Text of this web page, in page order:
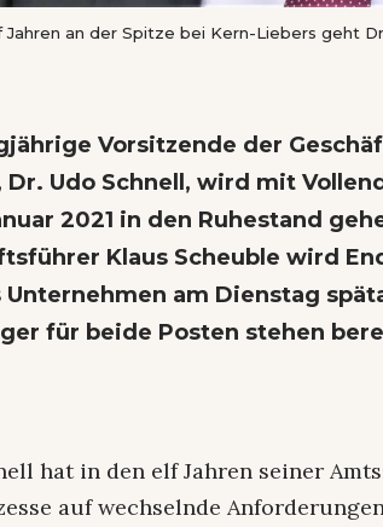
Jahren an der Spitze bei Kern-Liebers geht
Vorsitzende der
Dr. Udo Schnell, wird mit
2021 in den Ruhestand
Klaus Scheuble wird
Unternehmen am Dienstag
für beide Posten stehen
hat in den elf Jahren seiner
auf wechselnde